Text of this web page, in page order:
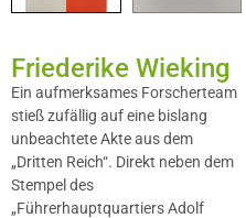
Friederike Wieking
Ein aufmerksames Forscherteam
stieß zufällig auf eine bislang
unbeachtete Akte aus dem
„Dritten Reich“. Direkt neben dem
Stempel des
„Führerhauptquartiers Adolf